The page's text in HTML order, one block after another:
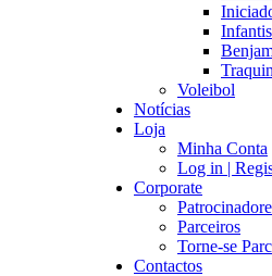
Infantis
Voleibol
Notícias
Loja
Minha Conta
Log in |
Corporate
Parceiros
Torne-se
Contactos